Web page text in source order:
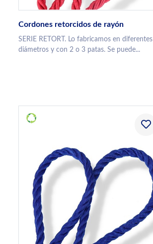
Cordones retorcidos de rayón
SERIE RETORT. Lo fabricamos en diferentes
diámetros y con 2 o 3 patas. Se puede...